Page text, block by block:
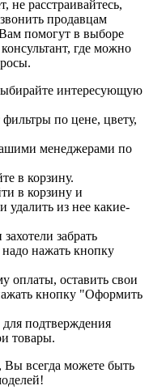
не расстраивайтесь,
продавцам
помогут в выборе
где можно
интересующую
по цене, цвету,
менеджерами по
в корзину.
в корзину и
удалить из нее какие-
забрать
нажать кнопку
оплаты, оставить свои
кнопку "Оформить
подтверждения
товары.
Вы всегда можете быть